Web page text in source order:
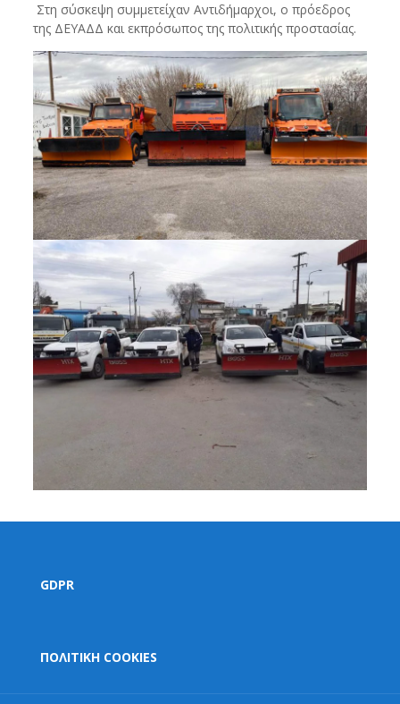
Στη σύσκεψη συμμετείχαν Αντιδήμαρχοι, ο πρόεδρος
της ΔΕΥΑΔΔ και εκπρόσωπος της πολιτικής προστασίας.
GDPR
ΠΟΛΙΤΙΚΗ COOKIES